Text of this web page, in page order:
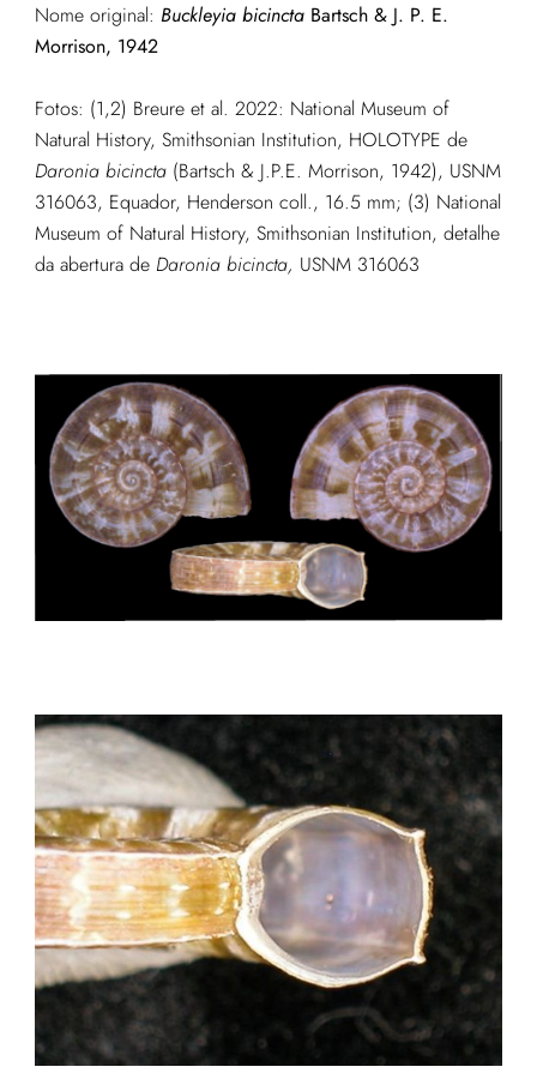
Nome original: Buckleyia bicinctaBartsch & J. P. E.
Morrison, 1942
Fotos: (1,2) Breure et al. 2022: National Museum of
Natural History, Smithsonian Institution, HOLOTYPE de
Daronia bicincta(Bartsch & J.P.E. Morrison, 1942), USNM
316063, Equador, Henderson coll., 16.5 mm; (3) National
Museum of Natural History, Smithsonian Institution, detalhe
da abertura de Daronia bicincta, USNM 316063